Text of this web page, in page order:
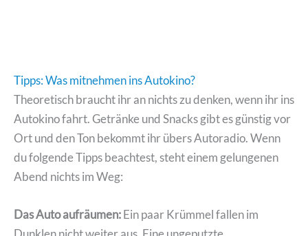
Tipps: Was mitnehmen ins Autokino?
Theoretisch braucht ihr an nichts zu denken, wenn ihr ins
Autokino fahrt. Getränke und Snacks gibt es günstig vor
Ort und den Ton bekommt ihr übers Autoradio. Wenn
du folgende Tipps beachtest, steht einem gelungenen
Abend nichts im Weg:
Das Auto aufräumen:Ein paar Krümmel fallen im